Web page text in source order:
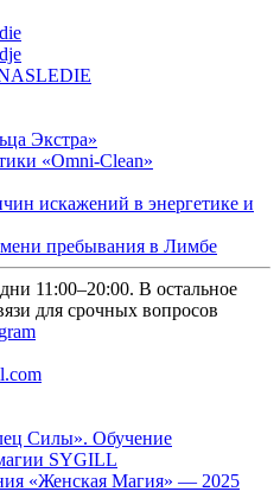
Экстра»
«Omni-Clean»
искажений в энергетике и
пребывания в Лимбе
11:00–20:00. В остальное
для срочных вопросов
Силы». Обучение
SYGILL
«Женская Магия» — 2025